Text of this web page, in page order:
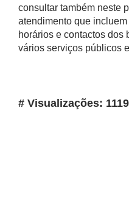
consultar também neste
atendimento que
horários e contactos dos
vários serviços públicos
# Visualizações: 1119